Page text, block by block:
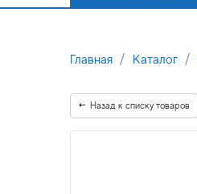
Главная Каталог
Назад к списку товаров